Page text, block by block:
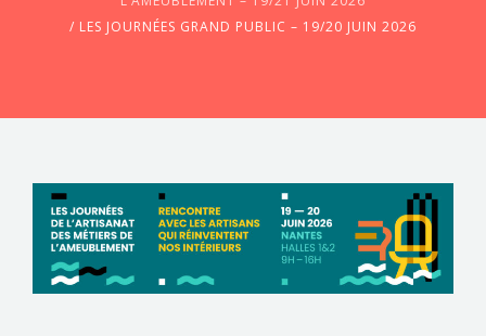
/ LES JOURNÉES GRAND PUBLIC – 19/20 JUIN 2026